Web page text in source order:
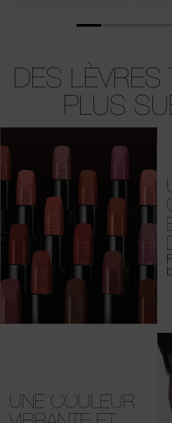
DES
PLUS
UNE COULEUR